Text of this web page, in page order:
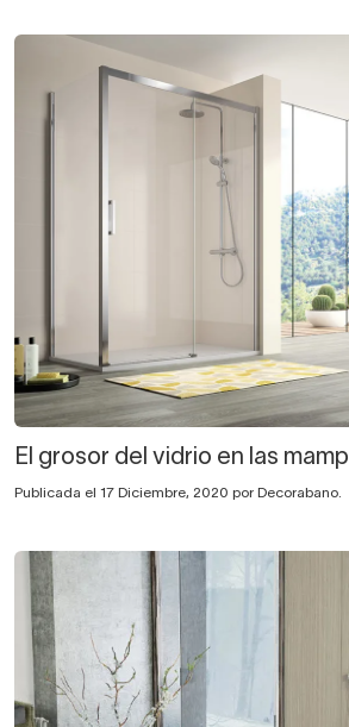
El grosor del vidrio en las
Publicada el 17 Diciembre, 2020 por Decorabano.